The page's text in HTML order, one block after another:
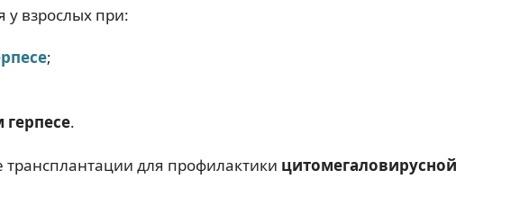
у взрослых при:
;
.
трансплантации для профилактики цитомегаловирусной